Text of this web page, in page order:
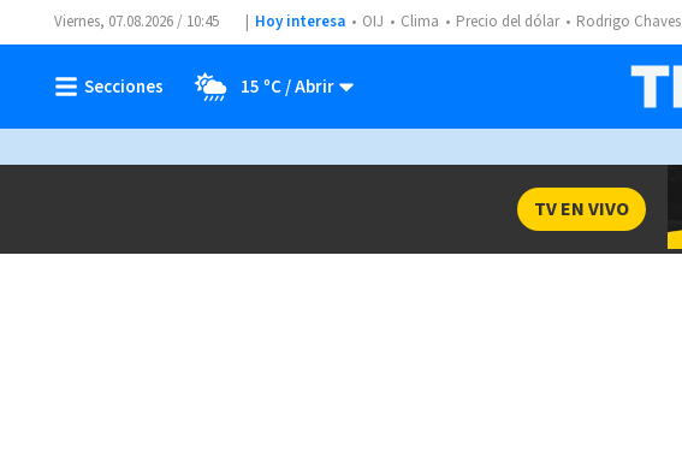
Viernes, 07.08.2026 / 10:45 Hoy interesa OIJ Clima Precio del dólar Rodrigo Chaves
15 ºC
TV EN VIVO